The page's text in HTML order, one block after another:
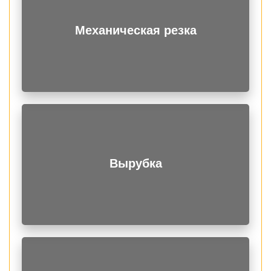
Высокая прочность.
без потери его свойств, возводимые сооружения могут
носить временный или постоянный характер.
Механическая резка
Вырубка